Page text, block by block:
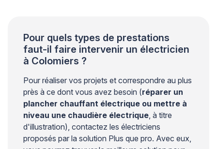
Pour quels types de prestations
faut-il faire intervenir un électricien
à Colomiers ?
Pour réaliser vos projets et correspondre au plus
près à ce dont vous avez besoin (réparer un
plancher chauffant électrique ou mettre à
niveau une chaudière électrique, à titre
d'illustration), contactez les électriciens
proposés par la solution Plus que pro. Avec eux,